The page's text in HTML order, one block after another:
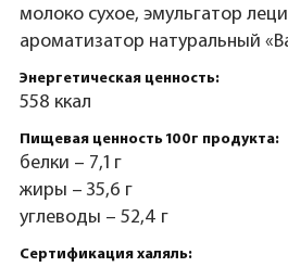
молоко сухое, эмульгатор
ароматизатор натуральный
Энергетическая ценность:
558 ккал
Пищевая ценность 100г продукта:
белки – 7,1 г
жиры – 35,6 г
углеводы – 52,4 г
Сертификация халяль: